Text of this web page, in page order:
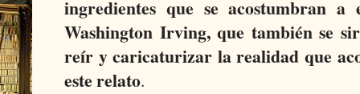
ingredientes que se acostumbran
Washington Irving, que también se
reír y caricaturizar la realidad que
este relato.